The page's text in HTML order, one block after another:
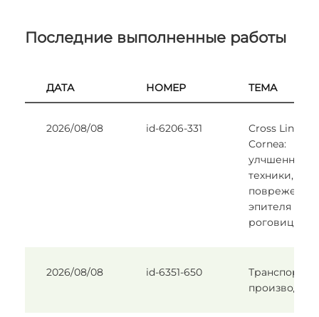
Последние выполненные работы
ДАТА НОМЕР ТЕМА
2026/08/08 id-6206-331
Cross Linking
Cornea:
улчшенные
техники, без
поврежения
эпителя
роговицы
2026/08/08 id-6351-650
Транспорт в